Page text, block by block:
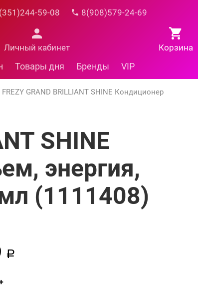
59-08 8(908)579-24-69
Корзина
Личный кабинет
Товары дня Бренды VIP
FREZY GRAND BRILLIANT SHINE Кондиционер
SHINE
энергия,
(1111408)
a